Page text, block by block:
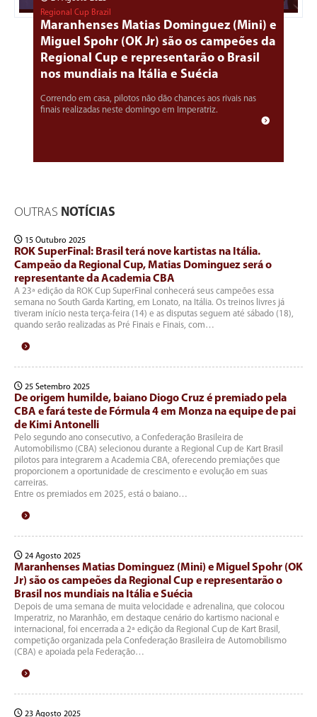
Regional Cup Brazil
Maranhenses Matias Dominguez (Mini) e
Miguel Spohr (OK Jr) são os campeões da
Regional Cup e representarão o Brasil
nos mundiais na Itália e Suécia
Correndo em casa, pilotos não dão chances aos rivais nas
finais realizadas neste domingo em Imperatriz.
OUTRAS NOTÍCIAS
15 Outubro 2025
ROK SuperFinal: Brasil terá nove kartistas na Itália.
Campeão da Regional Cup, Matias Dominguez será o
representante da Academia CBA
A 23ª edição da ROK Cup SuperFinal conhecerá seus campeões essa
semana no South Garda Karting, em Lonato, na Itália. Os treinos livres já
tiveram início nesta terça-feira (14) e as disputas seguem até sábado (18),
quando serão realizadas as Pré Finais e Finais, com…
25 Setembro 2025
De origem humilde, baiano Diogo Cruz é premiado pela
CBA e fará teste de Fórmula 4 em Monza na equipe de pai
de Kimi Antonelli
Pelo segundo ano consecutivo, a Confederação Brasileira de
Automobilismo (CBA) selecionou durante a Regional Cup de Kart Brasil
pilotos para integrarem a Academia CBA, oferecendo premiações que
proporcionem a oportunidade de crescimento e evolução em suas
carreiras.
Entre os premiados em 2025, está o baiano…
24 Agosto 2025
Maranhenses Matias Dominguez (Mini) e Miguel Spohr (OK
Jr) são os campeões da Regional Cup e representarão o
Brasil nos mundiais na Itália e Suécia
Depois de uma semana de muita velocidade e adrenalina, que colocou
Imperatriz, no Maranhão, em destaque cenário do kartismo nacional e
internacional, foi encerrada a 2ª edição da Regional Cup de Kart Brasil,
competição organizada pela Confederação Brasileira de Automobilismo
(CBA) e apoiada pela Federação…
23 Agosto 2025